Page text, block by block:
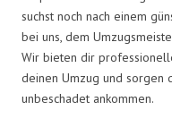
suchst noch nach einem
bei uns, dem
Wir bieten dir
deinen Umzug und sorgen
unbeschadet ankommen.